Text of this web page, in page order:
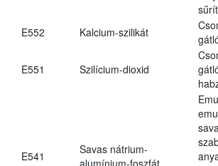
E552
Kalcium-szilikát
E551 Szilícium-dioxid
E541
Savas nátrium-
alumínium-foszfát